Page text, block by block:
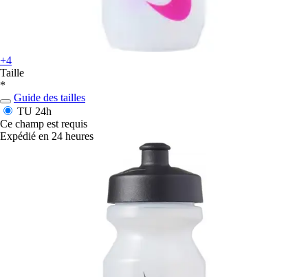
+4
Taille
*
Guide des tailles
TU 24h
Ce champ est requis
Expédié en 24 heures